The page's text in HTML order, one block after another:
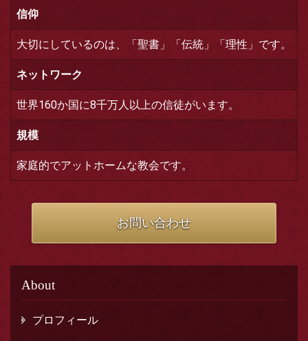
信仰
大切にしているのは、「聖書」「伝統」「理性」です。
ネットワーク
世界160か国に8千万人以上の信徒がいます。
規模
家庭的でアットホームな教会です。
お問い合わせ
About
プロフィール